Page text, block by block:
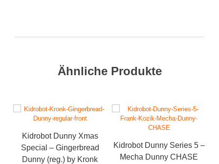
Ähnliche Produkte
Kidrobot Dunny Xmas
Special – Gingerbread
Dunny (reg.) by Kronk
Kidrobot Dunny Series 5 –
Mecha Dunny CHASE